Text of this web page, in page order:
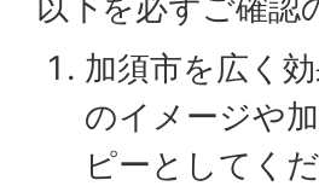
加須市を広く
のイメージや
ピーとしてくだ